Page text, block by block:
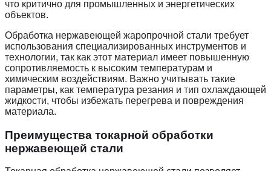
что критично для промышленных и энергетических
объектов.
Обработка нержавеющей жаропрочной стали требует
использования специализированных инструментов и
технологии, так как этот материал имеет повышенную
сопротивляемость к высоким температурам и
химическим воздействиям. Важно учитывать такие
параметры, как температура резания и тип охлаждающей
жидкости, чтобы избежать перегрева и повреждения
материала.
Преимущества токарной обработки
нержавеющей стали